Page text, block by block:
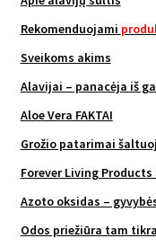
Rekomenduojami
Sveikoms akims
Alavijai – panacėja iš
Aloe Vera FAKTAI
Grožio patarimai
Forever Living
Azoto oksidas –
Odos priežiūra tam